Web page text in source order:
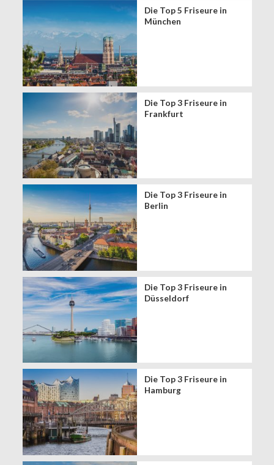
Die Top 5 Friseure in
München
Die Top 3 Friseure in
Frankfurt
Die Top 3 Friseure in
Berlin
Die Top 3 Friseure in
Düsseldorf
Die Top 3 Friseure in
Hamburg